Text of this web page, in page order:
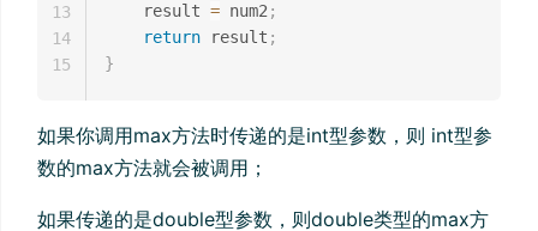
    result
= num2;
return result ;
}
13
14
15
如果你调用max方法时传递的是int型参数，则 int型参
数的max方法就会被调用；
如果传递的是double型参数，则double类型的max方